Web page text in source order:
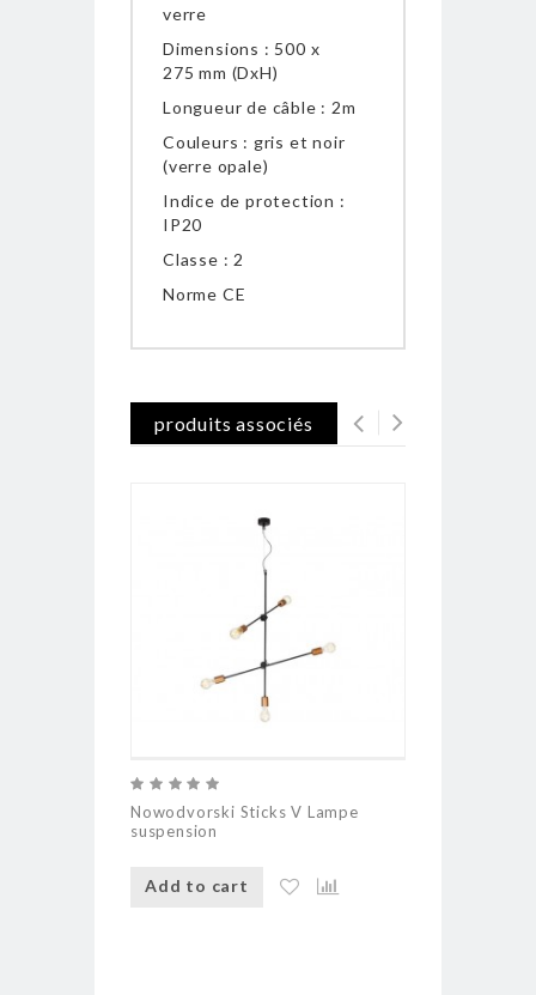
verre
Dimensions : 500 x
275mm (DxH)
Longueur de câble : 2m
Couleurs : gris et noir
(verre opale)
Indice de protection :
IP20
Classe : 2
Norme CE
produits associés
Nowodvorski Sticks V Lampe
suspension
Add to cart